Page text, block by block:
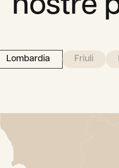
nostre
Lombardia Friuli